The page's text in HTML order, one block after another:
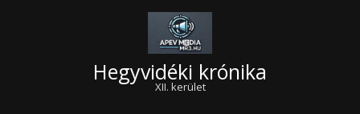
Hegyvidéki krónika
XII. kerület